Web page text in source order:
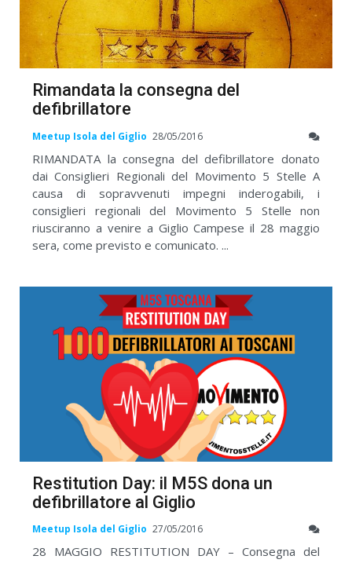
Rimandata la consegna del
defibrillatore
Meetup Isola del Giglio 28/05/2016
RIMANDATA la consegna del defibrillatore donato
dai Consiglieri Regionali del Movimento 5 Stelle A
causa di sopravvenuti impegni inderogabili, i
consiglieri regionali del Movimento 5 Stelle non
riusciranno a venire a Giglio Campese il 28 maggio
sera, come previsto e comunicato. ...
Restitution Day: il M5S dona un
defibrillatore al Giglio
Meetup Isola del Giglio 27/05/2016
28 MAGGIO RESTITUTION DAY – Consegna del